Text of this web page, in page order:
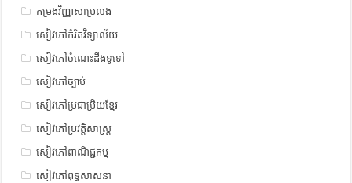
កម្រងវិញ្ញាសាប្រលង
សៀវភៅកំរិតវិទ្យាល័យ
សៀវភៅចំណេះដឹងទូទៅ
សៀវភៅច្បាប់
សៀវភៅប្រជាប្រិយខ្មែរ
សៀវភៅប្រវត្តិសាស្រ្ត
សៀវភៅពាណិជ្ជកម្ម
សៀវភៅពុទ្ធសាសនា